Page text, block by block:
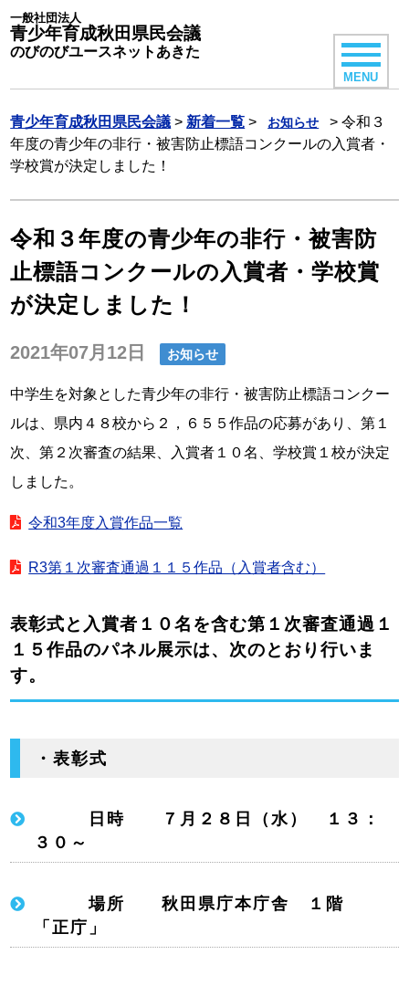
一般社団法人
青少年育成秋田県民会議
のびのびユースネットあきた
MENU
青少年育成秋田県民会議 > 新着一覧 > お知らせ >令和３
年度の青少年の非行・被害防止標語コンクールの入賞者・
学校賞が決定しました！
令和３年度の青少年の非行・被害防
止標語コンクールの入賞者・学校賞
が決定しました！
2021年07月12日 お知らせ
中学生を対象とした青少年の非行・被害防止標語コンクー
ルは、県内４８校から２，６５５作品の応募があり、第１
次、第２次審査の結果、入賞者１０名、学校賞１校が決定
しました。
令和3年度入賞作品一覧
R3第１次審査通過１１５作品（入賞者含む）
表彰式と入賞者１０名を含む第１次審査通過１
１５作品のパネル展示は、次のとおり行いま
す。
・表彰式
日時 ７月２８日（水） １３：
３０～
場所 秋田県庁本庁舎 １階
「正庁」